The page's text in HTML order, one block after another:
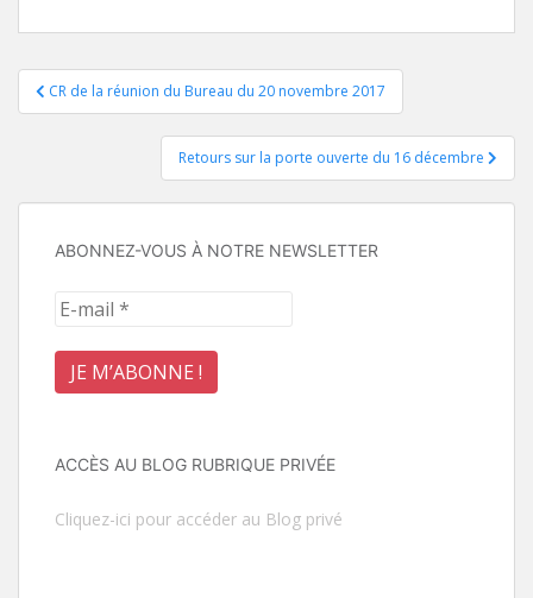
Navigation
CR de la réunion du Bureau du 20 novembre 2017
Retours sur la porte ouverte du 16 décembre
ABONNEZ-VOUS À NOTRE NEWSLETTER
ACCÈS AU BLOG RUBRIQUE PRIVÉE
Cliquez-ici pour accéder au Blog privé